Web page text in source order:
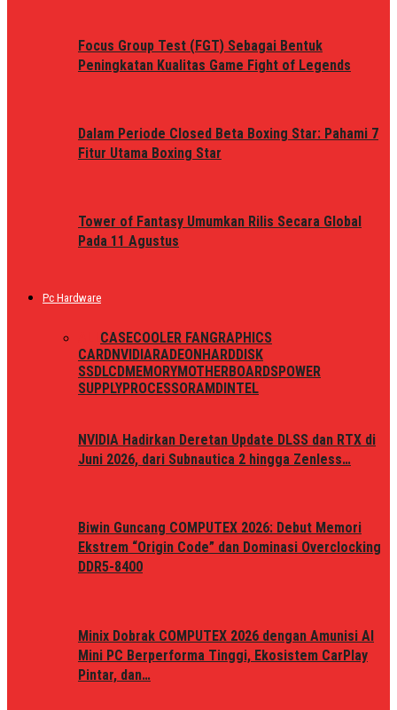
Focus Group Test (FGT) Sebagai Bentuk
Peningkatan Kualitas Game Fight of Legends
Dalam Periode Closed Beta Boxing Star: Pahami 7
Fitur Utama Boxing Star
Tower of Fantasy Umumkan Rilis Secara Global
Pada 11 Agustus
Pc Hardware
CASECOOLER FAN GRAPHICS
CARDNVIDIARADEON HARDDISK
SSDLCDMEMORYMOTHERBOARDSPOWER
SUPPLYPROCESSORAMD INTEL
NVIDIA Hadirkan Deretan Update DLSS dan RTX di
Juni 2026, dari Subnautica 2 hingga Zenless…
Biwin Guncang COMPUTEX 2026: Debut Memori
Ekstrem “Origin Code” dan Dominasi Overclocking
DDR5-8400
Minix Dobrak COMPUTEX 2026 dengan Amunisi AI
Mini PC Berperforma Tinggi, Ekosistem CarPlay
Pintar, dan…